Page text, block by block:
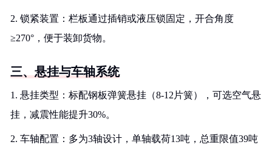
2. 锁紧装置：栏板通过插销或液压锁固定，开合角度
≥270°，便于装卸货物。
三、悬挂与车轴系统
1. 悬挂类型：标配钢板弹簧悬挂（8-12片簧），可选空气悬
挂，减震性能提升30%。
2. 车轴配置：多为3轴设计，单轴载荷13吨，总重限值39吨